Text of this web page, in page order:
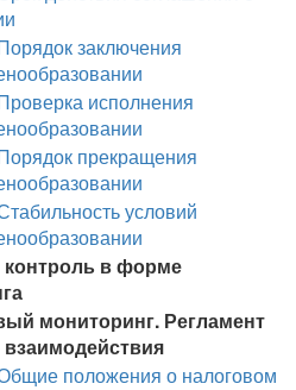
заключения
исполнения
прекращения
условий
контроль в форме
мониторинг. Регламент
положения о налоговом